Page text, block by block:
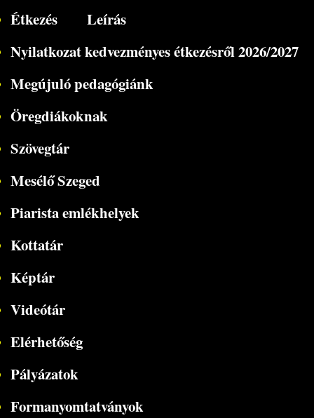
Étkezés
Leírás
Nyilatkozat kedvezményes étkezésről 2026/2027
Megújuló pedagógiánk
Öregdiákoknak
Szövegtár
Mesélő Szeged
Piarista emlékhelyek
Kottatár
Képtár
Videótár
Elérhetőség
Pályázatok
Formanyomtatványok